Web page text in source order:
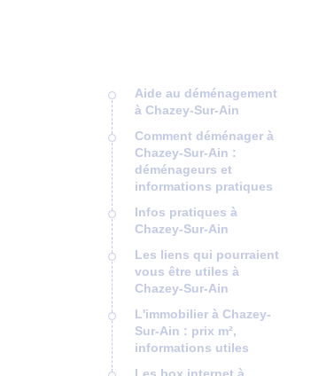
Aide au déménagement
à Chazey-Sur-Ain
Comment déménager à
Chazey-Sur-Ain :
déménageurs et
informations pratiques
Infos pratiques à
Chazey-Sur-Ain
Les liens qui pourraient
vous être utiles à
Chazey-Sur-Ain
L'immobilier à Chazey-
Sur-Ain : prix m²,
informations utiles